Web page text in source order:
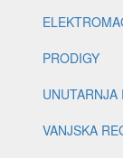
PRODIGY
VANJSKA